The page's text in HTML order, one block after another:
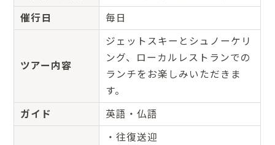
催行日 毎日
ツアー内容
ジェットスキーとシュノーケリ
ング、ローカルレストランでの
ランチをお楽しみいただきま
す。
ガイド 英語・仏語
・往復送迎